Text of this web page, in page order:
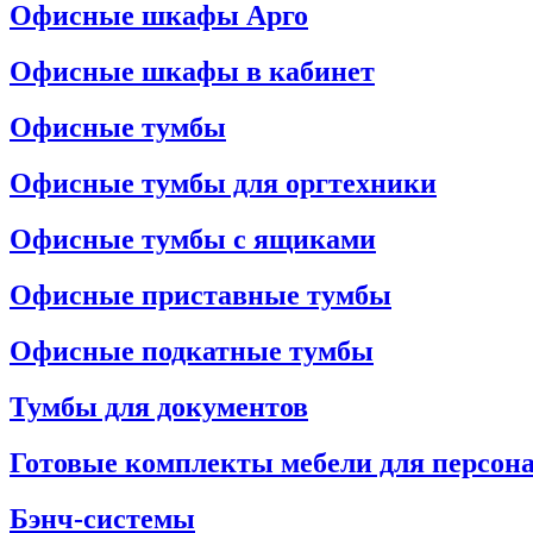
Офисные шкафы Арго
Офисные шкафы в кабинет
Офисные тумбы
Офисные тумбы для оргтехники
Офисные тумбы с ящиками
Офисные приставные тумбы
Офисные подкатные тумбы
Тумбы для документов
Готовые комплекты мебели для
Бэнч-системы